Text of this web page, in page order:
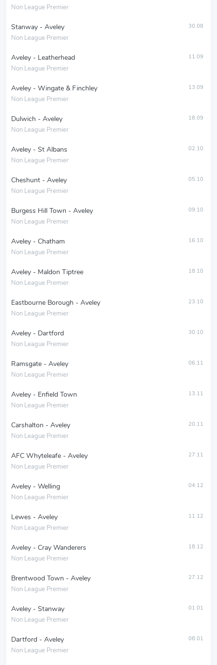
Non League Premier
Stanway - Aveley
Non League Premier
30.08
Aveley - Leatherhead
Non League Premier
11.09
Aveley - Wingate & Finchley
Non League Premier
13.09
Dulwich - Aveley
Non League Premier
18.09
Aveley - St Albans
Non League Premier
02.10
Cheshunt - Aveley
Non League Premier
05.10
Burgess Hill Town - Aveley
Non League Premier
09.10
Aveley - Chatham
Non League Premier
16.10
Aveley - Maldon Tiptree
Non League Premier
18.10
Eastbourne Borough - Aveley
Non League Premier
23.10
Aveley - Dartford
Non League Premier
30.10
Ramsgate - Aveley
Non League Premier
06.11
Aveley - Enfield Town
Non League Premier
13.11
Carshalton - Aveley
Non League Premier
20.11
AFC Whyteleafe - Aveley
Non League Premier
27.11
Aveley - Welling
Non League Premier
04.12
Lewes - Aveley
Non League Premier
11.12
Aveley - Cray Wanderers
Non League Premier
18.12
Brentwood Town - Aveley
Non League Premier
27.12
Aveley - Stanway
Non League Premier
01.01
Dartford - Aveley
Non League Premier
08.01